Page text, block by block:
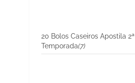
20 Bolos Caseiros Apostila 2ª
Temporada(7)